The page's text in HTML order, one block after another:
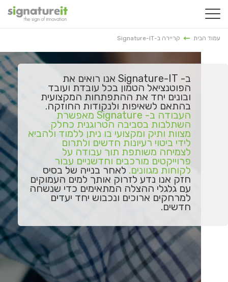
עמוד הבית קריירה ב-Signature-IT
ב- Signature-IT אנו רואים את
הפוטנציאל הטמון בכל עובדת ועובד
ובונים יחד את ההתפתחות המקצועית
בהתאם לשאיפות ולנקודות החוזקה.
העבודה ב- Signature מאפשרת
השתלבות בסביבה הטרוגנית כחלק
מצוות ותיק ומקצועי בו ניתן ללמוד ולהביא
לידי ביטוי רעיונות חדשים ולתרום
לצמיחה משותפת תוך עבודה על
פרוייקטים מורכבים וחדשניים עבור
לקוחות מגוונים. לאחר בנייה של בסיס
חזק אנו נדע לזרוק אותך למים העמוקים
עם גלגלי ההצלה המתאימים כדי שנשחה
למרחקים ארוכים ונכבוש יחד יעדים
חדשים.